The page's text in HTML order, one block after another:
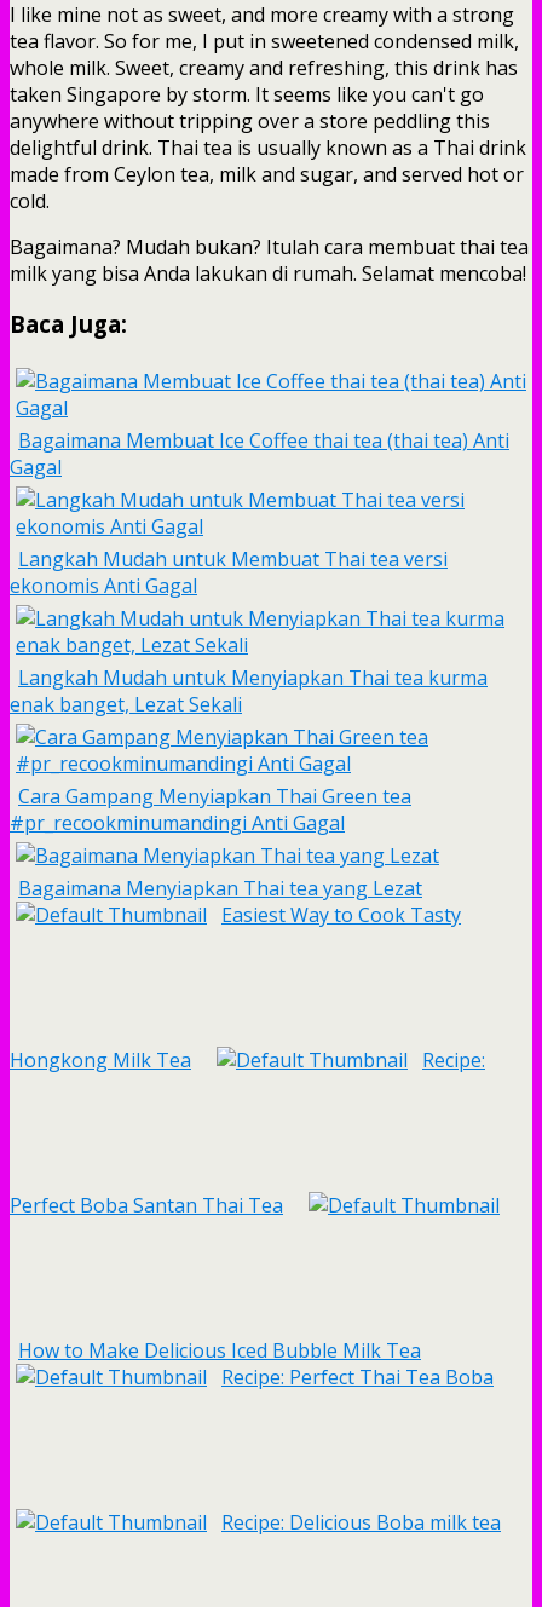
I like mine not as sweet, and more creamy with a strong
tea flavor. So for me, I put in sweetened condensed milk,
whole milk. Sweet, creamy and refreshing, this drink has
taken Singapore by storm. It seems like you can't go
anywhere without tripping over a store peddling this
delightful drink. Thai tea is usually known as a Thai drink
made from Ceylon tea, milk and sugar, and served hot or
cold.
Bagaimana? Mudah bukan? Itulah cara membuat thai tea
milk yang bisa Anda lakukan di rumah. Selamat mencoba!
Baca Juga:
Bagaimana Membuat Ice Coffee thai tea (thai tea) Anti
Gagal
Langkah Mudah untuk Membuat Thai tea versi
ekonomis Anti Gagal
Langkah Mudah untuk Menyiapkan Thai tea kurma
enak banget, Lezat Sekali
Cara Gampang Menyiapkan Thai Green tea
#pr_recookminumandingi Anti Gagal
Bagaimana Menyiapkan Thai tea yang Lezat
Easiest Way to Cook Tasty
Hongkong Milk Tea Recipe:
Perfect Boba Santan Thai Tea
How to Make Delicious Iced Bubble Milk Tea
Recipe: Perfect Thai Tea Boba
Recipe: Delicious Boba milk tea